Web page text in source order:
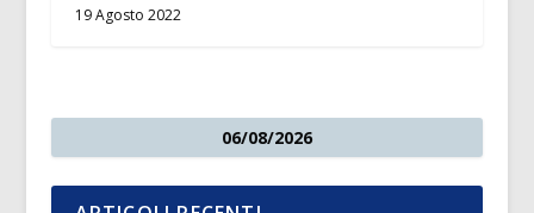
19 Agosto 2022
06/08/2026